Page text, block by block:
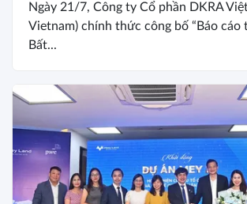
Ngày 21/7, Công ty Cổ phần DKRA
Vietnam) chính thức công bố “Báo
Bất...